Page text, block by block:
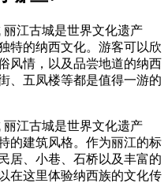
江古城是世界文化遗产
特的纳西文化。游客可以欣
风情，以及品尝地道的纳西
、五凤楼等都是值得一游的
江古城是世界文化遗产
的建筑风格。作为丽江的标
居、小巷、石桥以及丰富的
在这里体验纳西族的文化传